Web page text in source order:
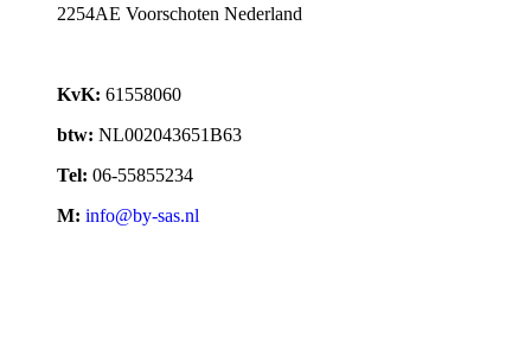
2254AE Voorschoten Nederland
KvK: 61558060
btw: NL002043651B63
Tel: 06-55855234
M: info@by-sas.nl